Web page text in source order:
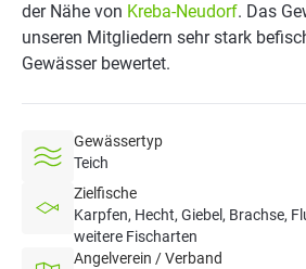
der Nähe von Kreba-Neudorf. Das
unseren Mitgliedern sehr stark
Gewässer bewertet.
Gewässertyp
Teich
Zielfische
Karpfen, Hecht, Giebel, Brachse,
weitere Fischarten
Angelverein / Verband